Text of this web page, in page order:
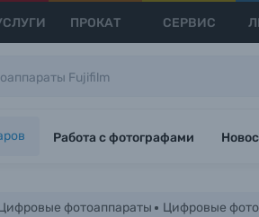
ПРОКАТ СЕРВИС
Работа с фотографами
фотоаппараты Цифровые